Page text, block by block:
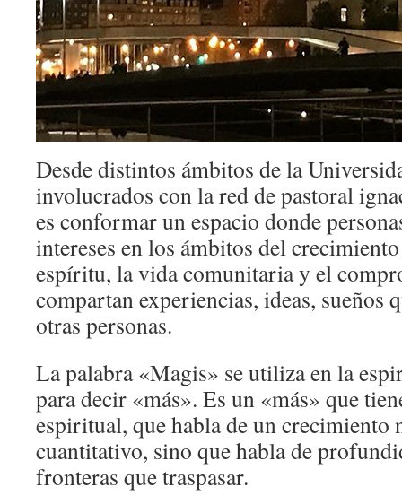
Desde distintos ámbitos de la
involucrados con la red de pastoral
es conformar un espacio donde
intereses en los ámbitos del
espíritu, la vida comunitaria y el
compartan experiencias, ideas, sueños
otras personas.
La palabra «Magis» se utiliza en la
para decir «más». Es un «más» que
espiritual, que habla de un crecimiento
cuantitativo, sino que habla de
fronteras que traspasar.